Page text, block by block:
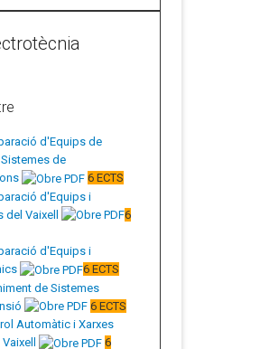
d'Equips de
de
6 ECTS
d'Equips i
Vaixell
6
d'Equips i
6 ECTS
de Sistemes
6 ECTS
Automàtic i Xarxes
6